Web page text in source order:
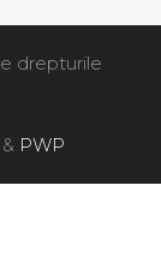
drepturile
& PWP